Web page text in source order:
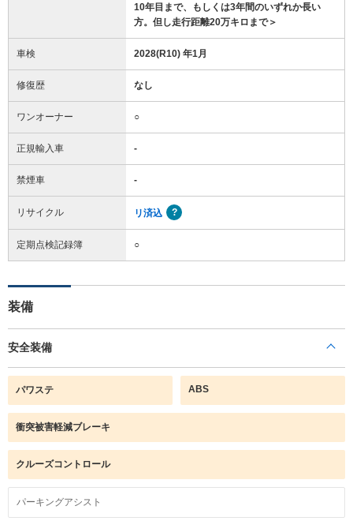
10年目まで、もしくは3年間のいずれか長い
方。但し走行距離20万キロまで＞
車検 2028(R10) 年1月
修復歴 なし
ワンオーナー ○
正規輸入車 -
禁煙車 -
リサイクル リ済込
定期点検記録簿 ○
装備
安全装備
パワステ ABS
衝突被害軽減ブレーキ
クルーズコントロール
パーキングアシスト